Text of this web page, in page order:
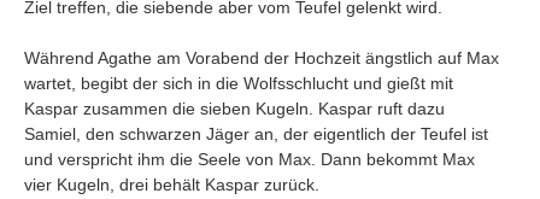
Aktive Forenbeiträge
Dies ist das Forum um neue Funktionen und Information zu Wünschen
Regeln (Bitte vor dem posten lesen)
Regeln (Bitte vor dem posten lesen)
Regeln (Bitte vor dem posten lesen)
Ziel treffen, die siebende aber vom Teufel gelenkt wird.
Während Agathe am Vorabend der Hochzeit ängstlich auf Max
wartet, begibt der sich in die Wolfsschlucht und gießt mit
Kaspar zusammen die sieben Kugeln. Kaspar ruft dazu
Samiel, den schwarzen Jäger an, der eigentlich der Teufel ist
und verspricht ihm die Seele von Max. Dann bekommt Max
vier Kugeln, drei behält Kaspar zurück.